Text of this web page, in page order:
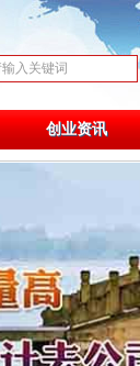
创业资讯